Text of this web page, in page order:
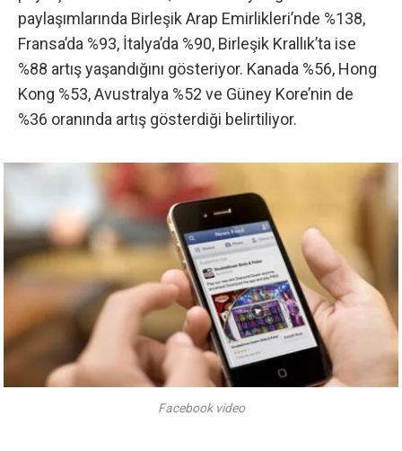
paylaşımlarında Birleşik Arap Emirlikleri’nde %138,
Fransa’da %93, İtalya’da %90, Birleşik Krallık’ta ise
%88 artış yaşandığını gösteriyor. Kanada %56, Hong
Kong %53, Avustralya %52 ve Güney Kore’nin de
%36 oranında artış gösterdiği belirtiliyor.
Facebook video